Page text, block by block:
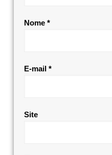
Nome *
E-mail *
Site